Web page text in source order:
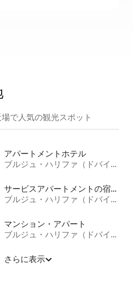
で人気の観光スポット
アパートメントホテル
ブルジュ・ハリファ（ドバイタワー）
サービスアパートメントの宿泊施設
ブルジュ・ハリファ（ドバイタワー）
マンション・アパート
ブルジュ・ハリファ（ドバイタワー）
さらに表示